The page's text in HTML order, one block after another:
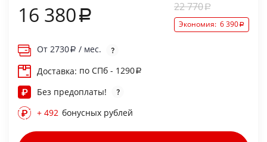
16 380 22 770
Экономия: 6 390
От 2730
/ мес.
Доставка: по СПб - 1290
Без предоплаты!
+ 492 бонусных рублей